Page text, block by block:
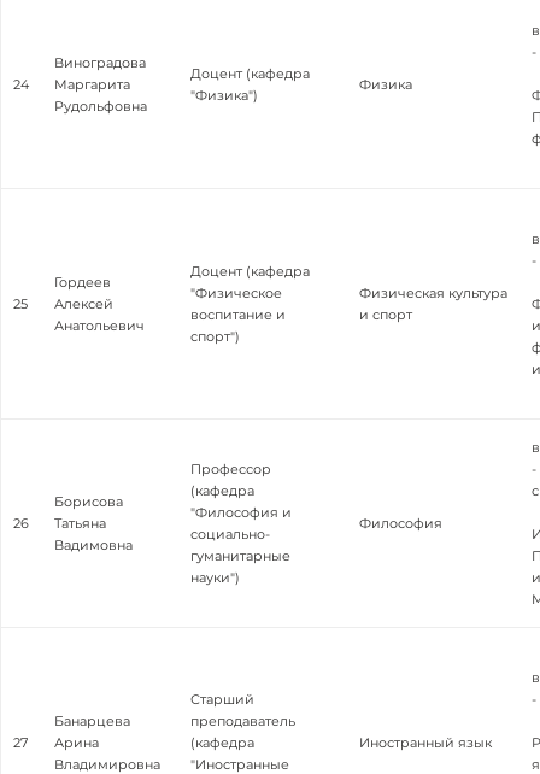
24
Виноградова
Маргарита
Рудольфовна
Доцент (кафедра
"Физика")
Физика
-
25
Гордеев
Алексей
Анатольевич
Доцент (кафедра
"Физическое
воспитание и
спорт")
Физическая культура
и спорт
-
26
Борисова
Татьяна
Вадимовна
Профессор
(кафедра
"Философия и
социально-
гуманитарные
науки")
Философия
-
27
Банарцева
Арина
Владимировна
Старший
преподаватель
(кафедра
"Иностранные
Иностранный язык
-